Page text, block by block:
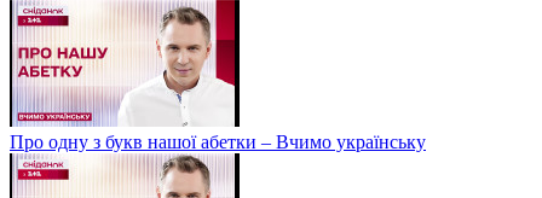
Про одну з букв нашої абетки – Вчимо українську